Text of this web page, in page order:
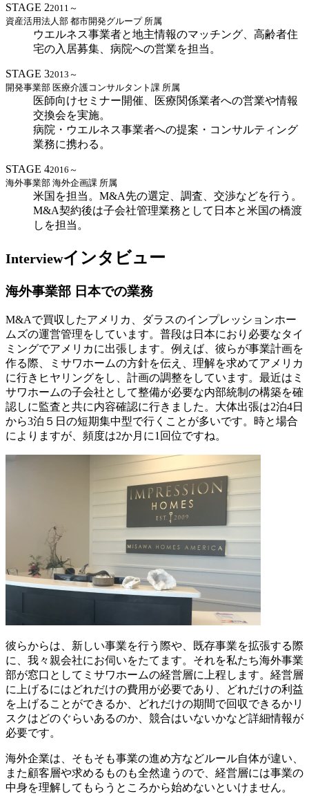
STAGE 22011～
資産活用法人部 都市開発グループ 所属
ウエルネス事業者と地主情報のマッチング、高齢者住
宅の入居募集、病院への営業を担当。
STAGE 32013～
開発事業部 医療介護コンサルタント課 所属
医師向けセミナー開催、医療関係業者への営業や情報
交換会を実施。
病院・ウエルネス事業者への提案・コンサルティング
業務に携わる。
STAGE 42016～
海外事業部 海外企画課 所属
米国を担当。M&A先の選定、調査、交渉などを行う。
M&A契約後は子会社管理業務として日本と米国の橋渡
しを担当。
Interviewインタビュー
海外事業部 日本での業務
M&Aで買収したアメリカ、ダラスのインプレッションホー
ムズの運営管理をしています。普段は日本におり必要なタイ
ミングでアメリカに出張します。例えば、彼らが事業計画を
作る際、ミサワホームの方針を伝え、理解を求めてアメリカ
に行きヒヤリングをし、計画の調整をしています。最近はミ
サワホームの子会社として整備が必要な内部統制の構築を確
認しに監査と共に内容確認に行きました。大体出張は2泊4日
から3泊５日の短期集中型で行くことが多いです。時と場合
によりますが、頻度は2か月に1回位ですね。
彼らからは、新しい事業を行う際や、既存事業を拡張する際
に、我々親会社にお伺いをたてます。それを私たち海外事業
部が窓口としてミサワホームの経営層に上程します。経営層
に上げるにはどれだけの費用が必要であり、どれだけの利益
を上げることができるか、どれだけの期間で回収できるかリ
スクはどのぐらいあるのか、競合はいないかなど詳細情報が
必要です。
海外企業は、そもそも事業の進め方などルール自体が違い、
また顧客層や求めるものも全然違うので、経営層には事業の
中身を理解してもらうところから始めないといけません。